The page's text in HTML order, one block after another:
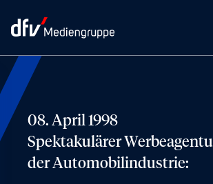
08. April 1998
Spektakulärer
der Automobilindustrie: